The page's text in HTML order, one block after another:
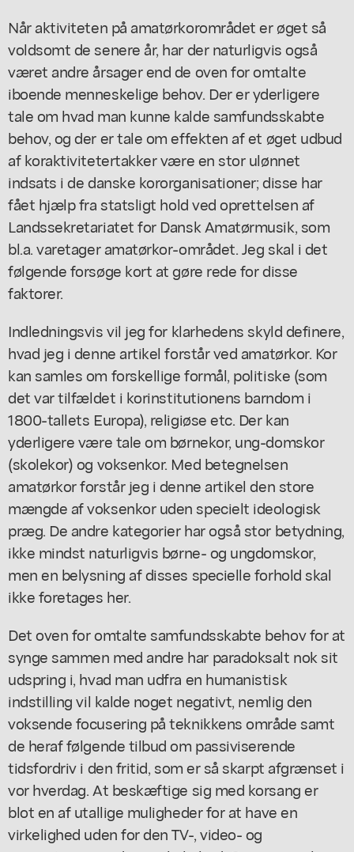
Når aktiviteten på amatørkorområdet er øget så
voldsomt de senere år, har der naturligvis også
været andre årsager end de oven for omtalte
iboende menneskelige behov. Der er yderligere
tale om hvad man kunne kalde samfundsskabte
behov, og der er tale om effekten af et øget udbud
af koraktivitetertakker være en stor ulønnet
indsats i de danske kororganisationer; disse har
fået hjælp fra statsligt hold ved oprettelsen af
Landssekretariatet for Dansk Amatørmusik, som
bl.a. varetager amatørkor-området. Jeg skal i det
følgende forsøge kort at gøre rede for disse
faktorer.
Indledningsvis vil jeg for klarhedens skyld definere,
hvad jeg i denne artikel forstår ved amatørkor. Kor
kan samles om forskellige formål, politiske (som
det var tilfældet i korinstitutionens barndom i
1800-tallets Europa), religiøse etc. Der kan
yderligere være tale om børnekor, ung-domskor
(skolekor) og voksenkor. Med betegnelsen
amatørkor forstår jeg i denne artikel den store
mængde af voksenkor uden specielt ideologisk
præg. De andre kategorier har også stor betydning,
ikke mindst naturligvis børne- og ungdomskor,
men en belysning af disses specielle forhold skal
ikke foretages her.
Det oven for omtalte samfundsskabte behov for at
synge sammen med andre har paradoksalt nok sit
udspring i, hvad man udfra en humanistisk
indstilling vil kalde noget negativt, nemlig den
voksende focusering på teknikkens område samt
de heraf følgende tilbud om passiviserende
tidsfordriv i den fritid, som er så skarpt afgrænset i
vor hverdag. At beskæftige sig med korsang er
blot en af utallige muligheder for at have en
virkelighed uden for den TV-, video- og